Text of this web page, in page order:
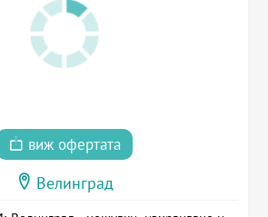
виж офертата
Велинград